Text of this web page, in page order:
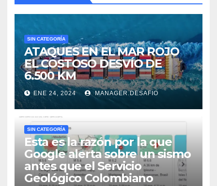
SIN CATEGORÍA
ATAQUES EN EL MAR ROJO
EL COSTOSO DESVÍO DE
6.500 KM
ENE 24, 2024 MANAGER.DESAFIO
SIN CATEGORÍA
Esta es la razón por la que
Google alerta sobre un sismo
antes que el Servicio
Geológico Colombiano